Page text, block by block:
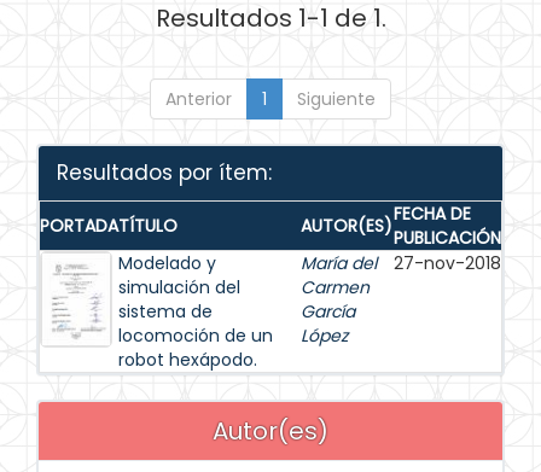
Resultados 1-1 de 1.
Anterior 1 Siguiente
Resultados por ítem:
PORTADATÍTULO AUTOR(ES)FECHA DE
PUBLICACIÓN
Modelado y
simulación del
sistema de
locomoción de un
robot hexápodo.
María del
Carmen
García
López
27-nov-2018
Autor(es)